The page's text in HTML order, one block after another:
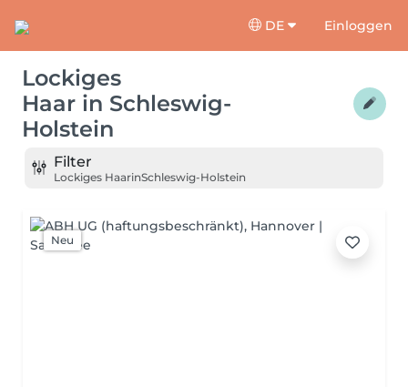
DE Einloggen
Lockiges
Haar in Schleswig-
Holstein
Filter
Lockiges HaarinSchleswig-Holstein
Neu